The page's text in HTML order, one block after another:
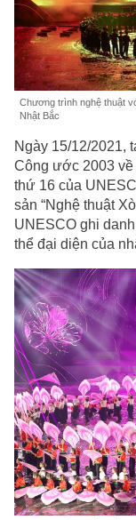
Chương trình nghệ thuật
Nhật Bắc
Ngày 15/12/2021,
Công ước 2003 về
thứ 16 của
sản “Nghệ thuật
UNESCO ghi
thể đại diện của